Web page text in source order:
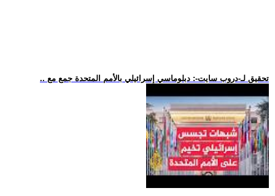
.. تحقيق لـ-دروب سايت-: دبلوماسي إسرائيلي بالأمم المتحدة جمع مع